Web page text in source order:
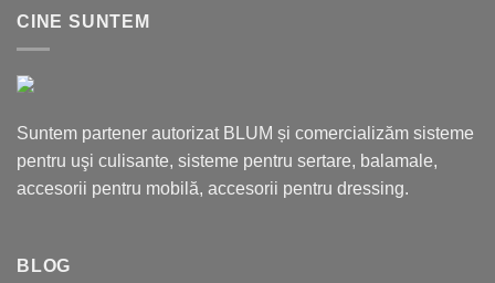
CINE SUNTEM
Suntem partener autorizat BLUM și comercializăm sisteme
pentru uşi culisante, sisteme pentru sertare, balamale,
accesorii pentru mobilă, accesorii pentru dressing.
BLOG